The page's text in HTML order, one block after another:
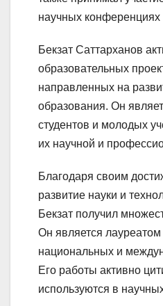
научных конференциях
Бекзат Саттарханов
образовательных
направленных на
образования. Он
студентов и молодых
их научной и
Благодаря своим
развитие науки и
Бекзат получил
Он является
национальных и
Его работы активно
используются в